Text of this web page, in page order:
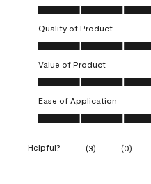
Overall Appearance, 5.0 out
Quality of Product
Quality of Product, 5.0 out
Value of Product
Value of Product, 5.0 out of
Ease of Application
Ease of Application, 5.0 out
Helpful? (3) (0)